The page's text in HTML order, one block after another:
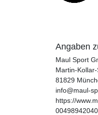
Angaben
Maul Sport
Martin-Kollar-
81829
info@maul-
https://